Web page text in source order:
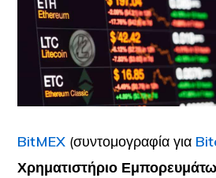
BitMEX (συντομογραφία για
Χρηματιστήριο